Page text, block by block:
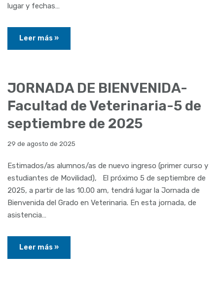
lugar y fechas…
Leer más »
JORNADA DE BIENVENIDA-
Facultad de Veterinaria-5 de
septiembre de 2025
29 de agosto de 2025
Estimados/as alumnos/as de nuevo ingreso (primer curso y
estudiantes de Movilidad), El próximo 5 de septiembre de
2025, a partir de las 10.00 am, tendrá lugar la Jornada de
Bienvenida del Grado en Veterinaria. En esta jornada, de
asistencia…
Leer más »